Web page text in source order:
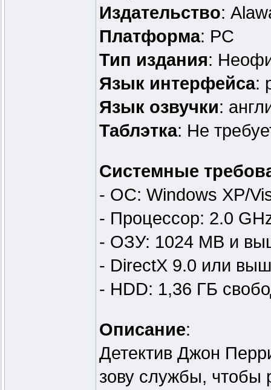
Издательство:
Платформа: PC
Тип издания:
Язык интерфейса:
Язык озвучки:
Таблэтка: Не
Системные
- OС: Windows XP/
- Процессор: 2.0
- ОЗУ: 1024 MB и
- DirectX 9.0 или
- HDD: 1,36 ГБ
Описание:
Детектив Джон
зову службы, чтобы